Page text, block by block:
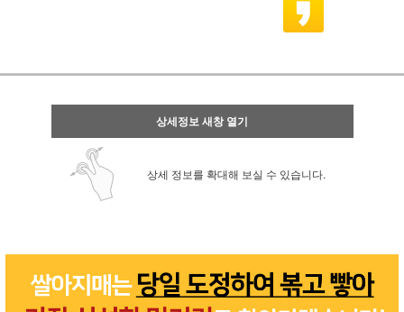
상세정보 새창 열기
상세 정보를 확대해 보실 수 있습니다.